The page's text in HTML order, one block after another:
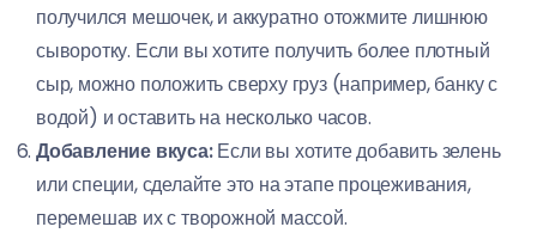
получился мешочек, и аккуратно отожмите лишнюю
сыворотку. Если вы хотите получить более плотный
сыр, можно положить сверху груз (например, банку с
водой) и оставить на несколько часов.
Добавление вкуса:Если вы хотите добавить зелень
или специи, сделайте это на этапе процеживания,
перемешав их с творожной массой.